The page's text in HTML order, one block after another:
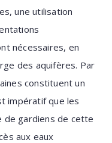
une utilisation
nécessaires, en
des aquifères. Par
constituent un
impératif que les
de gardiens de cette
aux eaux